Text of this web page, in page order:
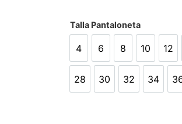
Talla Pantaloneta
4
4
6
6
8
8
10
10
12
12
28
28
30
30
32
32
34
34 36